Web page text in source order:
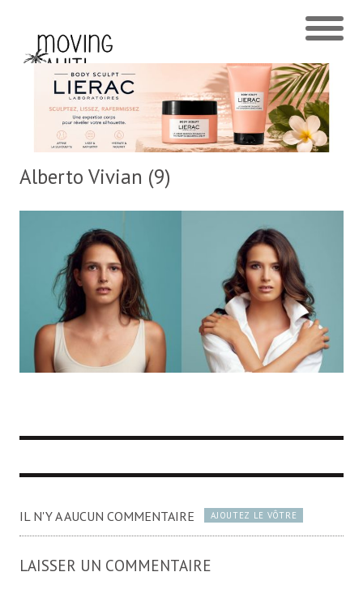
Alberto Vivian (9)
IL N'Y A AUCUN COMMENTAIRE AJOUTEZ LE VÔTRE
LAISSER UN COMMENTAIRE